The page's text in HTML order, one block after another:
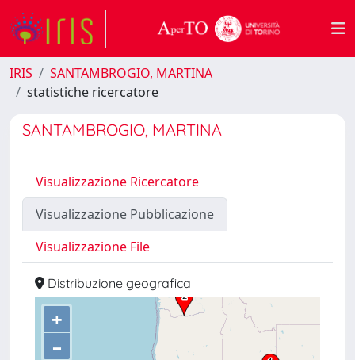
IRIS
SANTAMBROGIO, MARTINA
statistiche ricercatore
SANTAMBROGIO, MARTINA
Visualizzazione Ricercatore
Visualizzazione Pubblicazione
Visualizzazione File
Distribuzione geografica
+
–